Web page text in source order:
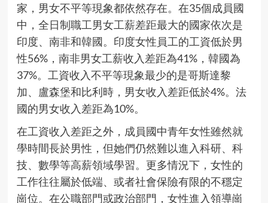
家，男女不平等現象都依然存在。在35個成員國
中，全日制職工男女工薪差距最大的國家依次是
印度、南非和韓國。印度女性員工的工資低於男
性56%，南非男女工薪收入差距為41%，韓國為
37%。工資收入不平等現象最少的是哥斯達黎
加、盧森堡和比利時，男女收入差距低於4%。法
國的男女收入差距為10%。
在工資收入差距之外，成員國中青年女性雖然就
學時間長於男性，但她們仍然難以進入科研、科
技、數學等高薪領域學習。更多情況下，女性的
工作往往屬於低端、或者社會保險有限的不穩定
崗位。在公職部門或政治部門，女性進入領導崗